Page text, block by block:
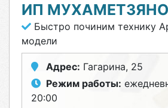
ИП
Быстро починим технику
модели
Адрес: Гагарина, 25
Режим работы:
20:00